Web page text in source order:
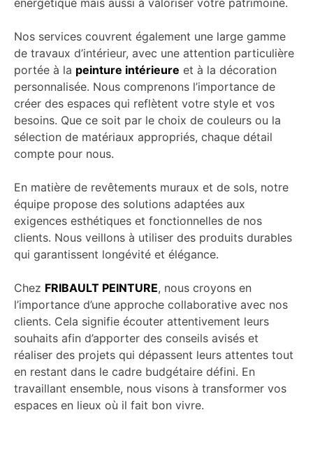
Nos services couvrent également une large gamme
de travaux d’intérieur, avec une attention particulière
portée à la peinture intérieure et à la décoration
personnalisée. Nous comprenons l’importance de
créer des espaces qui reflètent votre style et vos
besoins. Que ce soit par le choix de couleurs ou la
sélection de matériaux appropriés, chaque détail
compte pour nous.
En matière de revêtements muraux et de sols, notre
équipe propose des solutions adaptées aux
exigences esthétiques et fonctionnelles de nos
clients. Nous veillons à utiliser des produits durables
qui garantissent longévité et élégance.
Chez FRIBAULT PEINTURE, nous croyons en
l’importance d’une approche collaborative avec nos
clients. Cela signifie écouter attentivement leurs
souhaits afin d’apporter des conseils avisés et
réaliser des projets qui dépassent leurs attentes tout
en restant dans le cadre budgétaire défini. En
travaillant ensemble, nous visons à transformer vos
espaces en lieux où il fait bon vivre.